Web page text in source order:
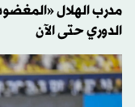
مدرب الهلال
الدوري حتى الآن